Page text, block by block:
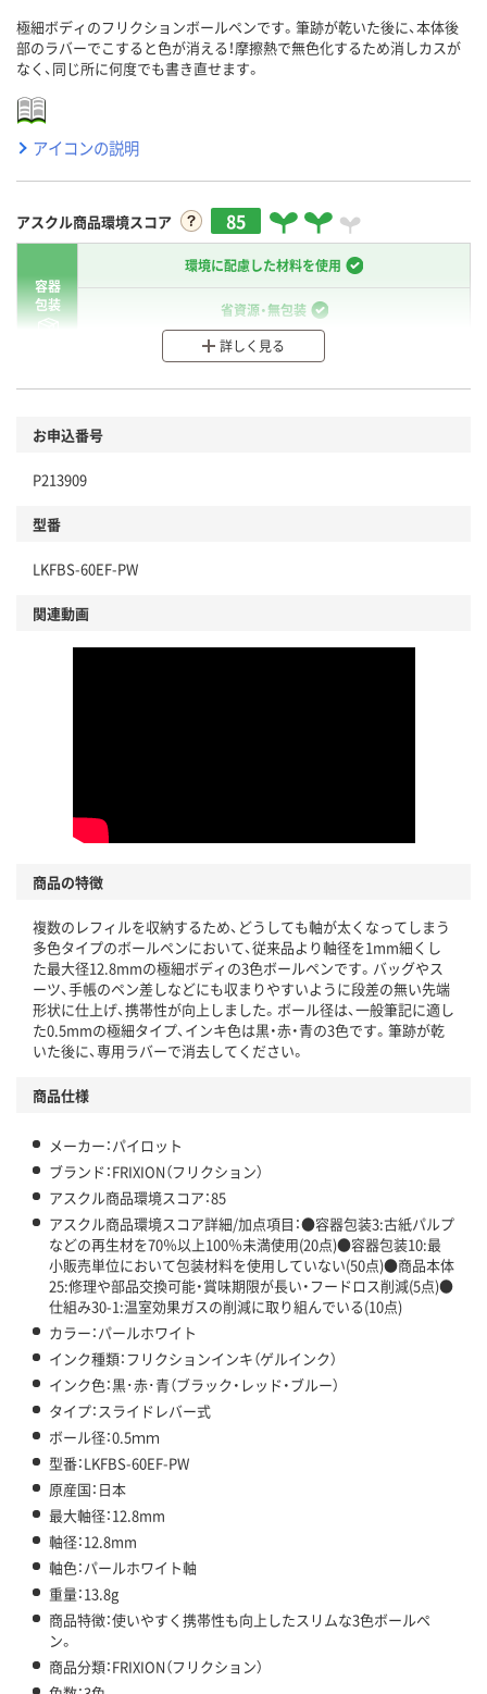
極細ボディのフリクションボールペンです。筆跡が乾いた後に、本体後
部のラバーでこすると色が消える！摩擦熱で無色化するため消しカスが
なく、同じ所に何度でも書き直せます。
アイコンの説明
アスクル商品環境スコア 85
容器
包装
環境に配慮した材料を使用
省資源・無包装
分別・リサイクルしやすい設計
商品
本体
仕組
詳しく見る
お申込番号
P213909
型番
LKFBS-60EF-PW
関連動画
商品の特徴
複数のレフィルを収納するため、どうしても軸が太くなってしまう
多色タイプのボールペンにおいて、従来品より軸径を1mm細くし
た最大径12.8mmの極細ボディの3色ボールペンです。バッグやス
ーツ、手帳のペン差しなどにも収まりやすいように段差の無い先端
形状に仕上げ、携帯性が向上しました。ボール径は、一般筆記に適し
た0.5mmの極細タイプ、インキ色は黒・赤・青の3色です。筆跡が乾
いた後に、専用ラバーで消去してください。
商品仕様
メーカー：パイロット
ブランド：FRIXION（フリクション）
アスクル商品環境スコア：85
アスクル商品環境スコア詳細/加点項目：●容器包装3:古紙パルプ
などの再生材を70％以上100％未満使用(20点)●容器包装10:最
小販売単位において包装材料を使用していない(50点)●商品本体
25:修理や部品交換可能・賞味期限が長い・フードロス削減(5点)●
仕組み30-1:温室効果ガスの削減に取り組んでいる(10点)
カラー：パールホワイト
インク種類：フリクションインキ（ゲルインク）
インク色：黒･赤･青（ブラック・レッド・ブルー）
タイプ：スライドレバー式
ボール径：0.5ｍｍ
型番：LKFBS-60EF-PW
原産国：日本
最大軸径：12.8mm
軸径：12.8mm
軸色：パールホワイト軸
重量：13.8g
商品特徴：使いやすく携帯性も向上したスリムな3色ボールペ
ン。
商品分類：FRIXION（フリクション）